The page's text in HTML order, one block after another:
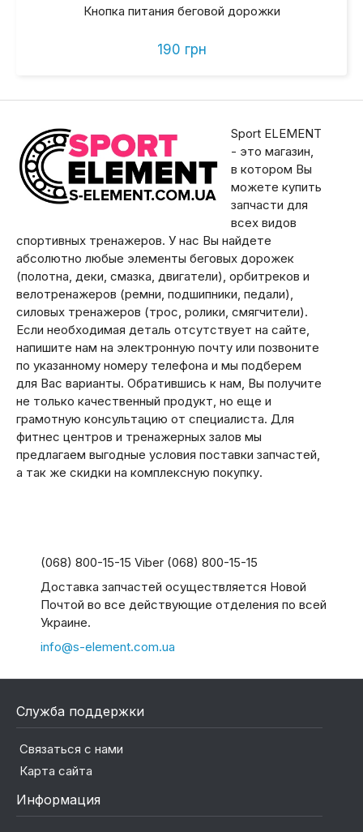
Кнопка питания беговой дорожки
190 грн
Sport ELEMENT
- это магазин,
в котором Вы
можете купить
запчасти для
всех видов
спортивных тренажеров. У нас Вы найдете
абсолютно любые элементы беговых дорожек
(полотна, деки, смазка, двигатели), орбитреков и
велотренажеров (ремни, подшипники, педали),
силовых тренажеров (трос, ролики, смягчители).
Если необходимая деталь отсутствует на сайте,
напишите нам на электронную почту или позвоните
по указанному номеру телефона и мы подберем
для Вас варианты. Обратившись к нам, Вы получите
не только качественный продукт, но еще и
грамотную консультацию от специалиста. Для
фитнес центров и тренажерных залов мы
предлагаем выгодные условия поставки запчастей,
а так же скидки на комплексную покупку.
(068) 800-15-15 Viber (068) 800-15-15
Доставка запчастей осуществляется Новой
Почтой во все действующие отделения по всей
Украине.
info@s-element.com.ua
Служба поддержки
Связаться с нами
Карта сайта
Информация